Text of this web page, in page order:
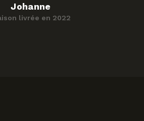
Johanne
livrée en 2022